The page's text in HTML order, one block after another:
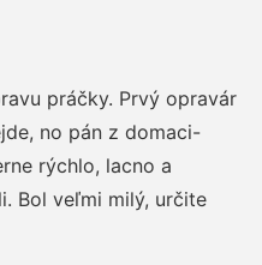
práčky. Prvý opravár
no pán z domaci-
rýchlo, lacno a
Bol veľmi milý, určite